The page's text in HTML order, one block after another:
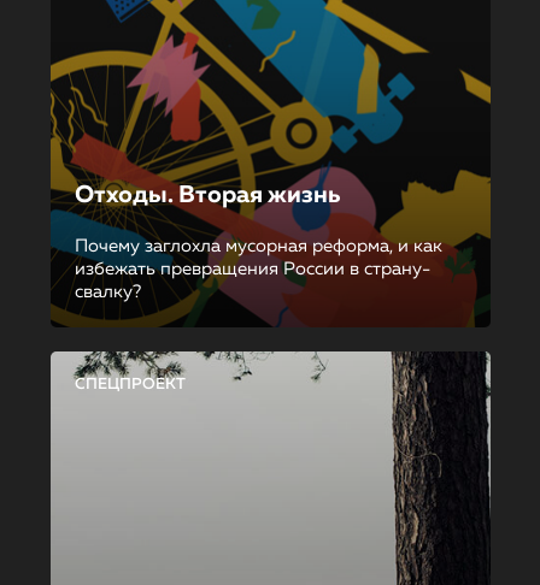
Отходы. Вторая жизнь
Почему заглохла мусорная реформа, и как
избежать превращения России в страну-
свалку?
СПЕЦПРОЕКТ